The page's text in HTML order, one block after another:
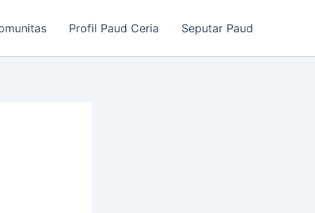
Profil Paud Ceria Seputar Paud